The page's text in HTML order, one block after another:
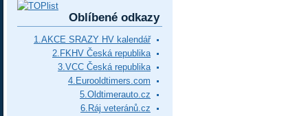
Oblíbené odkazy
1.AKCE SRAZY HV kalendář
2.FKHV Česká republika
3.VCC Česká republika
4.Eurooldtimers.com
5.Oldtimerauto.cz
6.Ráj veteránů.cz